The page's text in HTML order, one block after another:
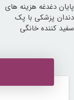
پایان دغدغه هزینه های
دندان پزشکی با پک
سفید کننده خانگی